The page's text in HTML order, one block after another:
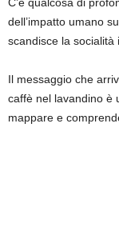
dell’impatto umano
scandisce la socialità
Il messaggio che
caffè nel lavandino è
mappare e